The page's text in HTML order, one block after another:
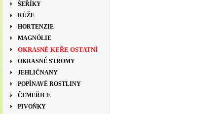
ŠEŘÍKY
RŮŽE
HORTENZIE
MAGNÓLIE
OKRASNÉ KEŘE OSTATNÍ
OKRASNÉ STROMY
JEHLIČNANY
POPÍNAVÉ ROSTLINY
ČEMEŘICE
PIVOŇKY